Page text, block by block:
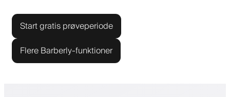
Start gratis prøveperiode
Flere Barberly-funktioner